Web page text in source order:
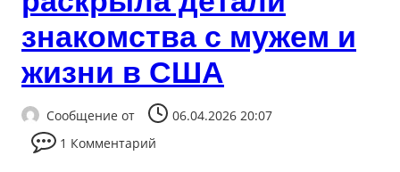
знакомства с мужем и
жизни в США
Сообщение от
06.04.2026 20:07
1 Комментарий